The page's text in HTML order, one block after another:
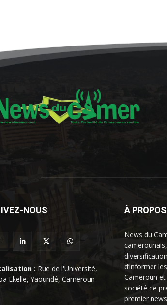
NOUS
: Rue de l'Université,
Ekelle, Yaoundé, Cameroun
À PROPOS
News du
d’informer
Cameroun et
société de
premier